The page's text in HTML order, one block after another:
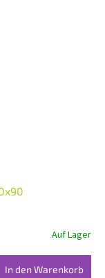
Auf Lager
In den Warenkorb